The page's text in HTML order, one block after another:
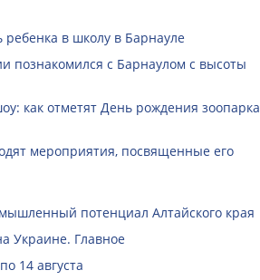
ребенка в школу в Барнауле
познакомился с Барнаулом с высоты
как отметят День рождения зоопарка
мероприятия, посвященные его
потенциал Алтайского края
Украине. Главное
14 августа